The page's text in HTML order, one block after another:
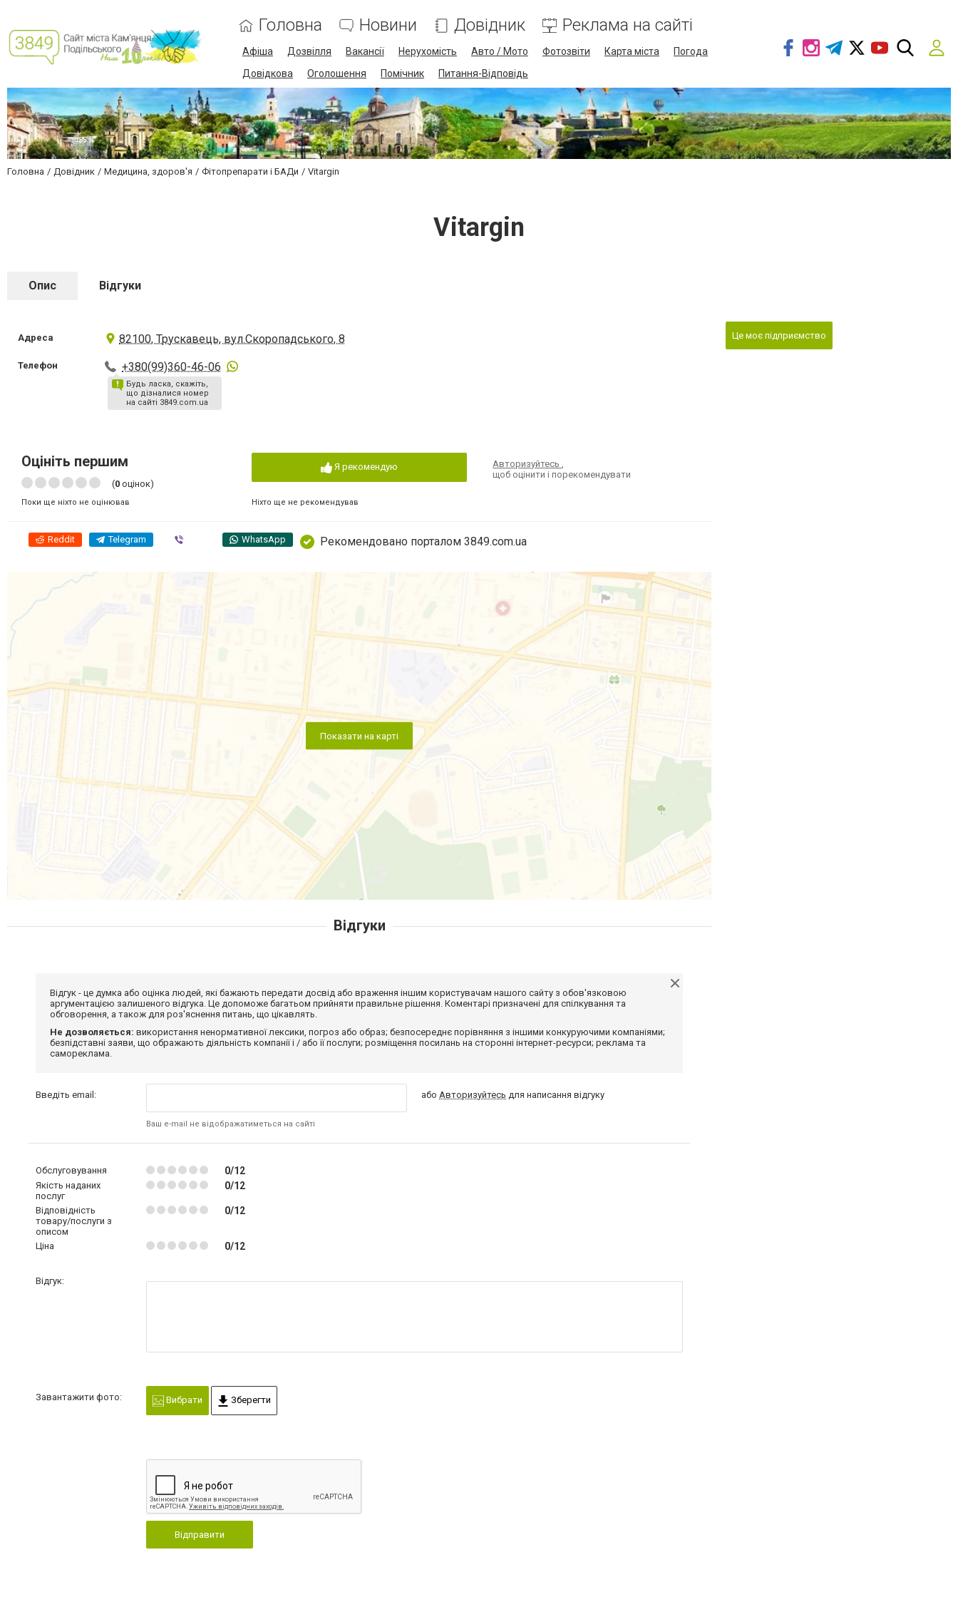
Головна Новини Довідник Реклама на сайті
Афіша Дозвілля Вакансії Нерухомість Авто / Мото Фотозвіти Карта міста
Погода
Довідкова
Оголошення Помічник Питання-Відповідь
Головна Довідник Медицина, здоров'я Фітопрепарати і БАДи Vitargin
Vitargin
Опис Відгуки
Адреса 82100, Трускавець, вул.Скоропадського, 8
Телефон +380(99)360-46-06
Будь ласка, скажіть,
що дізналися номер
на сайті 3849.com.ua
Оцініть першим
(0 оцінок)
Поки ще ніхто не оцінював
Я рекомендую
Ніхто ще не рекомендував
Авторизуйтесь,
щоб оцінити і порекомендувати
Reddit Telegram WhatsApp Рекомендовано порталом 3849.com.ua
Показати на карті
Це моє підприємство
Відгуки
Відгук - це думка або оцінка людей, які бажають передати досвід або враження іншим користувачам нашого сайту з обов'язковою
аргументацією залишеного відгука. Це допоможе багатьом прийняти правильне рішення. Коментарі призначені для спілкування та
обговорення, а також для роз'яснення питань, що цікавлять.
Не дозволяється: використання ненормативної лексики, погроз або образ; безпосереднє порівняння з іншими конкуруючими компаніями;
безпідставні заяви, що ображають діяльність компанії і / або її послуги; розміщення посилань на сторонні інтернет-ресурси; реклама та
самореклама.
Введіть email:
Ваш e-mail не відображатиметься на сайті
абоАвторизуйтесь для написання відгуку
Обслуговування 0/12
Якість наданих
послуг
0/12
Відповідність
товару/послуги з
описом
0/12
Ціна 0/12
Відгук:
Завантажити фото: Вибрати Зберегти
Відправити